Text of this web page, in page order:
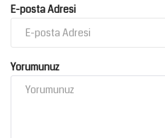
E-posta Adresi
Yorumunuz